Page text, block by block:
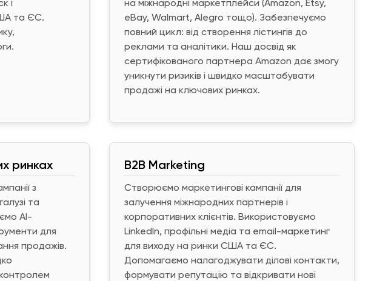
і
та ЄС.
на міжнародні маркетплейси (Amazon, Etsy,
eBay, Walmart, Alegro тощо). Забезпечуємо
повний цикл: від створення лістингів до
реклами та аналітики. Наш досвід як
сертифікованого партнера Amazon дає змогу
уникнути ризиків і швидко масштабувати
продажі на ключових ринках.
ринках
з
та
AI-
для
продажів.
B2B Marketing
Створюємо маркетингові кампанії для
залучення міжнародних партнерів і
корпоративних клієнтів. Використовуємо
LinkedIn, профільні медіа та email-маркетинг
для виходу на ринки США та ЄС.
Допомагаємо налагоджувати ділові контакти,
формувати репутацію та відкривати нові